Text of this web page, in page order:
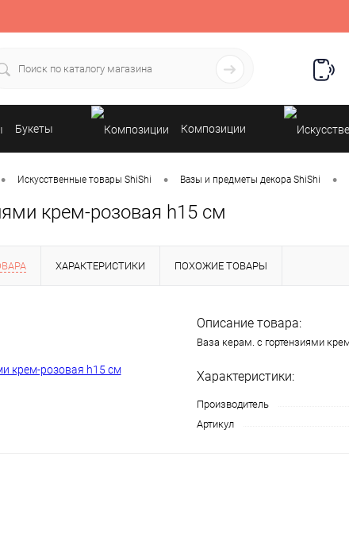
Букеты Композиции
• Искусственные товары ShiShi • Вазы и предметы декора ShiShi •
крем-розовая h15 см
ХАРАКТЕРИСТИКИ ПОХОЖИЕ ТОВАРЫ
Описание товара:
Ваза керам. с гортензиями
Характеристики:
Производитель
Артикул